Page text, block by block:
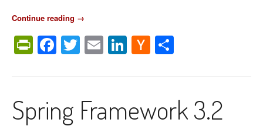
Continue reading “
o
n
→
PrintFriendly
Facebook
Twitter
EmailLinkedIn
Hacker
Spring Framework 3.2